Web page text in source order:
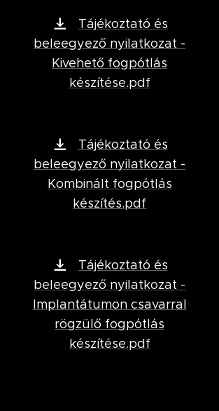
Tájékoztató és
beleegyező nyilatkozat -
Kivehető fogpótlás
készítése.pdf
Tájékoztató és
beleegyező nyilatkozat -
Kombinált fogpótlás
készítés.pdf
Tájékoztató és
beleegyező nyilatkozat -
Implantátumon csavarral
rögzülő fogpótlás
készítése.pdf